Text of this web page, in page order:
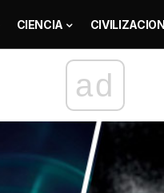
CIENCIA
ad